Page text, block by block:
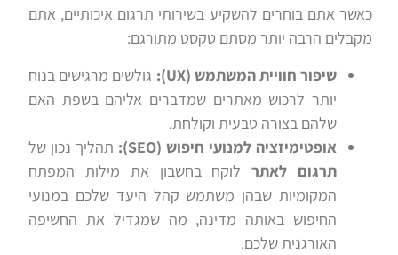
כאשר אתם בוחרים להשקיע בשירותי תרגום איכותיים, אתם
מקבלים הרבה יותר מסתם טקסט מתורגם:
שיפור חוויית המשתמש (UX):
גולשים מרגישים בנוח
יותר לרכוש מאתרים שמדברים אליהם בשפת האם
שלהם בצורה טבעית וקולחת.
אופטימיזציה למנועי חיפוש (SEO):
תהליך נכון של
תרגום לאתרלוקח בחשבון את מילות המפתח
המקומיות שבהן משתמש קהל היעד שלכם במנועי
החיפוש באותה מדינה, מה שמגדיל את החשיפה
האורגנית שלכם.